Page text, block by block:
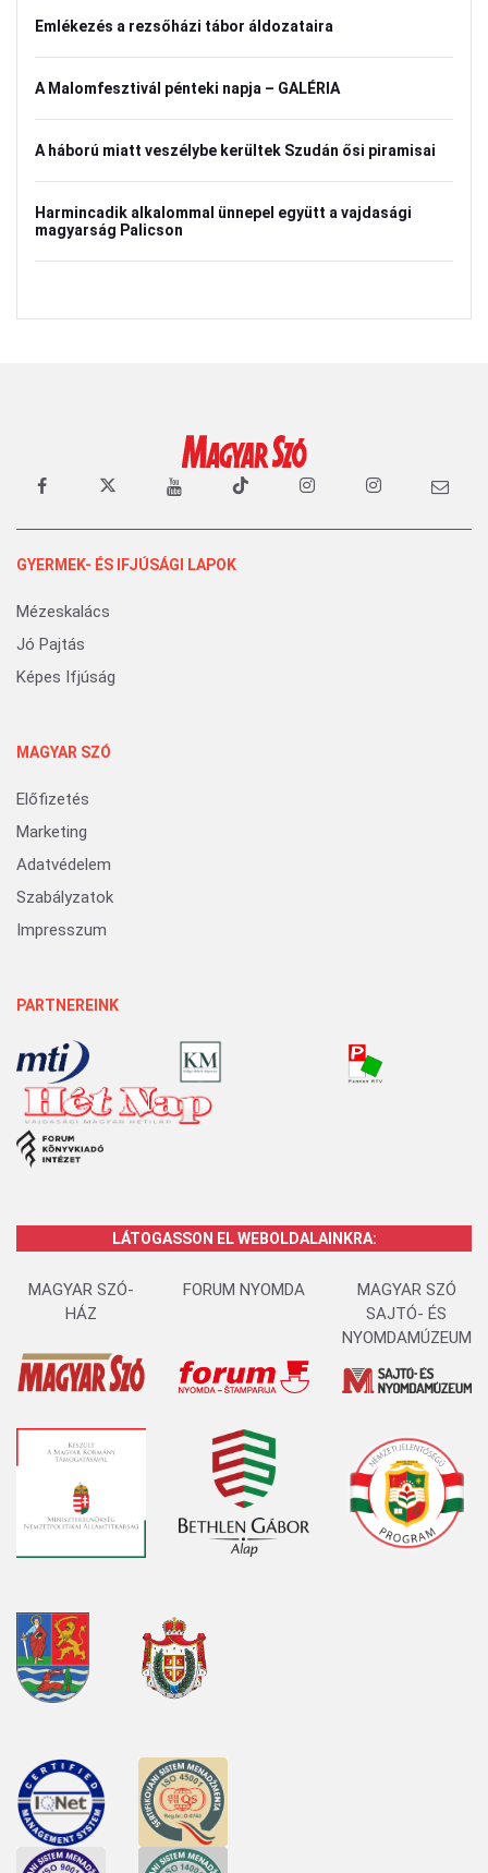
Emlékezés a rezsőházi tábor áldozataira
A Malomfesztivál pénteki napja – GALÉRIA
A háború miatt veszélybe kerültek Szudán ősi piramisai
Harmincadik alkalommal ünnepel együtt a vajdasági
magyarság Palicson
GYERMEK- ÉS IFJÚSÁGI LAPOK
Mézeskalács
Jó Pajtás
Képes Ifjúság
MAGYAR SZÓ
Előfizetés
Marketing
Adatvédelem
Szabályzatok
Impresszum
PARTNEREINK
LÁTOGASSON EL WEBOLDALAINKRA:
MAGYAR SZÓ-
HÁZ
FORUM NYOMDA
MAGYAR SZÓ
SAJTÓ- ÉS
NYOMDAMÚZEUM